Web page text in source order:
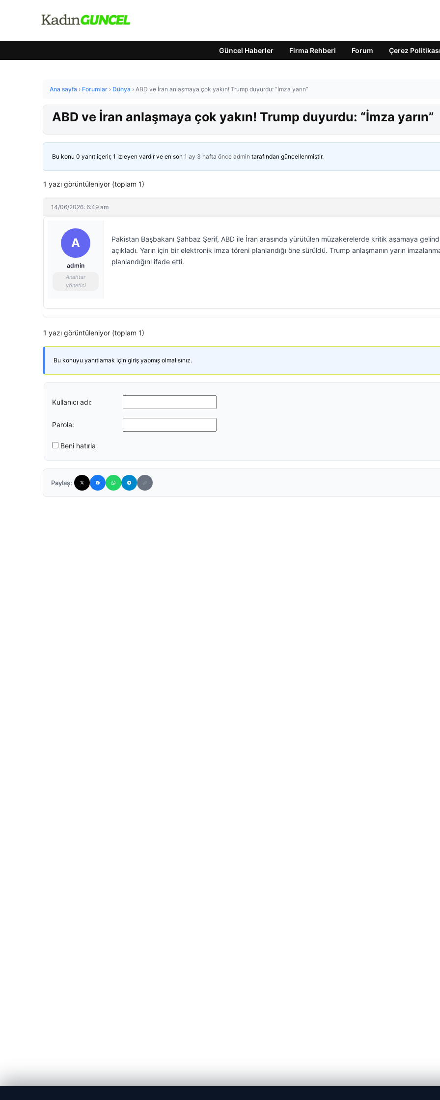
Güncel Haberler Firma Rehberi Forum Çerez Politikası
Ana sayfa › Forumlar › Dünya › ABD ve İran anlaşmaya çok yakın! Trump duyurdu: “İmza yarın”
ABD ve İran anlaşmaya çok yakın! Trump duyurdu: “İmza yarın”
Bu konu 0 yanıt içerir, 1 izleyen vardır ve en son 1 ay 3 hafta önce admin tarafından güncellenmiştir.
1 yazı görüntüleniyor (toplam 1)
14/06/2026: 6:49 am
A
admin
Anahtar
yönetici
Pakistan Başbakanı Şahbaz Şerif, ABD ile İran arasında yürütülen müzakerelerde kritik aşamaya
açıkladı. Yarın için bir elektronik imza töreni planlandığı öne sürüldü. Trump anlaşmanın yarın
planlandığını ifade etti.
1 yazı görüntüleniyor (toplam 1)
Bu konuyu yanıtlamak için giriş yapmış olmalısınız.
Kullanıcı adı:
Parola:
Beni hatırla
Paylaş: